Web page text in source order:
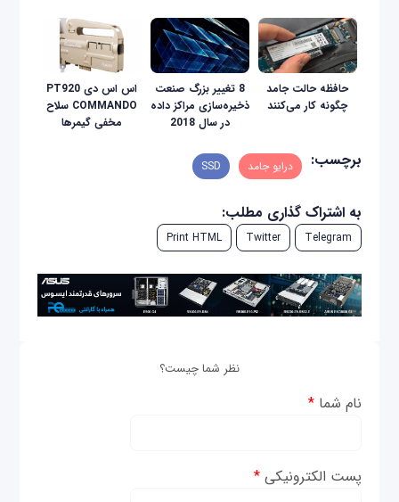
حافظه‌ حالت جامد
چگونه کار می‌کنند
8 تغییر بزرگ صنعت
ذخیره‌سازی مراکز داده
در سال 2018
اس اس دی PT920
COMMANDO سلاح
مخفی گیمرها
برچسب: درایو جامد SSD
به اشتراک گذاری مطلب:
Telegram
Twitter
Print HTML
نظر شما چیست؟
نام شما*
پست الکترونیکی*